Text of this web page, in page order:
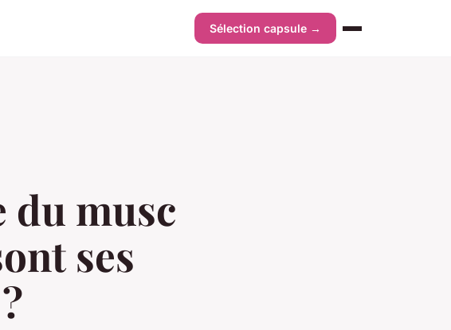
Sélection capsule →
du musc
ses